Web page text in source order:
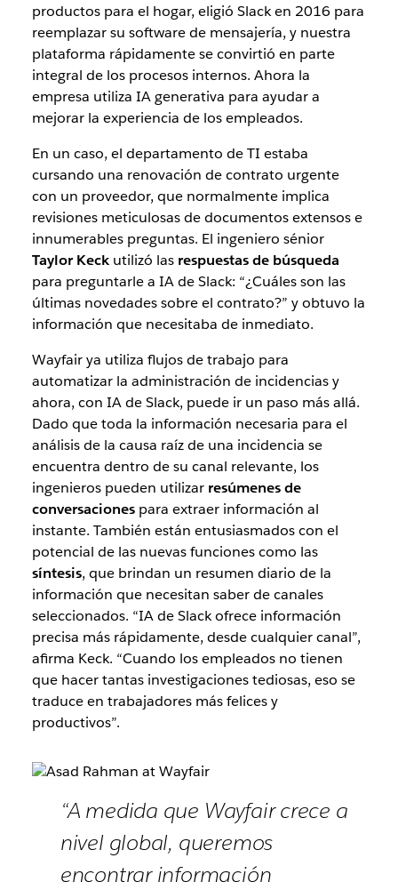
productos para el hogar, eligió Slack en 2016 para
reemplazar su software de mensajería, y nuestra
plataforma rápidamente se convirtió en parte
integral de los procesos internos. Ahora la
empresa utiliza IA generativa para ayudar a
mejorar la experiencia de los empleados.
En un caso, el departamento de TI estaba
cursando una renovación de contrato urgente
con un proveedor, que normalmente implica
revisiones meticulosas de documentos extensos e
innumerables preguntas. El ingeniero sénior
Taylor Keckutilizó las respuestas de búsqueda
para preguntarle a IA de Slack: “¿Cuáles son las
últimas novedades sobre el contrato?” y obtuvo la
información que necesitaba de inmediato.
Wayfair ya utiliza flujos de trabajo para
automatizar la administración de incidencias y
ahora, con IA de Slack, puede ir un paso más allá.
Dado que toda la información necesaria para el
análisis de la causa raíz de una incidencia se
encuentra dentro de su canal relevante, los
ingenieros pueden utilizar resúmenes de
conversacionespara extraer información al
instante. También están entusiasmados con el
potencial de las nuevas funciones como las
síntesis, que brindan un resumen diario de la
información que necesitan saber de canales
seleccionados. “IA de Slack ofrece información
precisa más rápidamente, desde cualquier canal”,
afirma Keck. “Cuando los empleados no tienen
que hacer tantas investigaciones tediosas, eso se
traduce en trabajadores más felices y
productivos”.
“A medida que Wayfair crece a
nivel global, queremos
encontrar información